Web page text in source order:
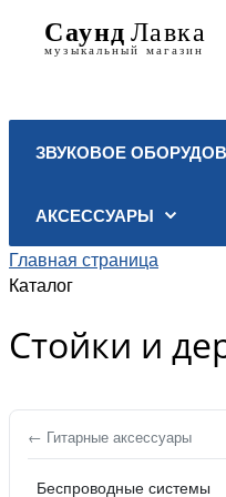
ЗВУКОВОЕ
АКСЕССУАРЫ
Главная страница
Каталог
Стойки и
← Гитарные аксессуары
Беспроводные системы